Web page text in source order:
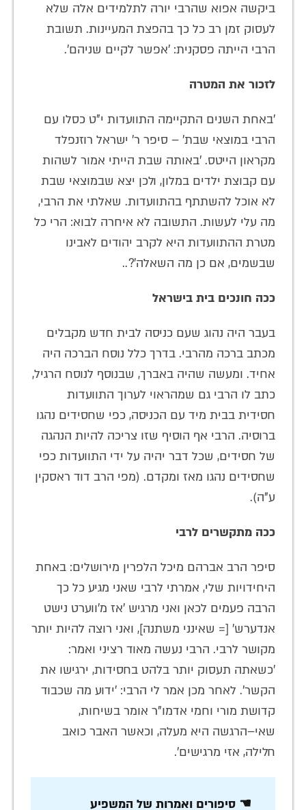
ביקשה אפוא שהרבי יורה לתלמידים אלה שלא
לעסוק זמן רב כל כך בהפצת המעיינות. תשובת
הרבי הייתה פסקנית: 'אפשר לקיים שניהם'.
לזכור את המטרה
'באחת השנים התקיימה התוועדות י"ט כסלו עם
הרבי במוצאי שבת' – סיפר ר' ישראל רוזנפלד
מקראון הייטס. 'באותה שבת הייתי אמור לשהות
עם קבוצת ילדים במלון, ולכן יצא שבמוצאי שבת
לא אוכל להשתתף בהתוועדות. שאלתי את הרבי,
מה עלי לעשות. התשובה לא איחרה לבוא: הרי כל
מטרת ההתוועדות היא לקרב יהודים לאבינו
שבשמים, אם כן מה השאלה'?..
ככה חונכים בית בישראל
בעבר היה נהוג שעם כניסה לבית חדש מקבלים
מכתב ברכה מהרבי. בדרך כלל נוסח הברכה היה
אחיד. ומעשה שהיה באברך, שבנוסף לנוסח הרגיל,
כתב לו הרבי גם שמהראוי לערוך התוועדות
חסידית בבית מיד עם הכניסה, כפי שחסידים נהגו
ברוסיה. הרבי אף הוסיף שזו צריכה להיות הנהגה
של חסידים, שכל דבר יהיה על ידי התוועדות כפי
שחסידים נהגו מאז ומקדם. (מפי הרב דוד ראסקין
ע"ה).
ככה מתקשרים לרבי
סיפר הרב אברהם מיכל הלפרין מירושלים: באחת
היחידויות שלי, אמרתי לרבי שאני מגיע כל כך
הרבה פעמים לכאן ואני מרגיש 'אז מ'ווערט נישט
אנדערש' [= שאינני משתנה], ואני רוצה להיות יותר
מקושר לרבי. הרבי נעשה מאוד רציני ואמר:
'כשאתה תעסוק יותר בלהט בחסידות, ירגישו את
הקשר'. לאחר מכן אמר לי הרבי: 'ידוע מה שכבוד
קדושת מורי וחמי אדמו"ר אומר בשיחות,
שאי–הרגשה היא מעלה, וכאשר האבר כואב
חלילה, אזי מרגישים'.
☚ סיפורים ואמרות של המשפיע